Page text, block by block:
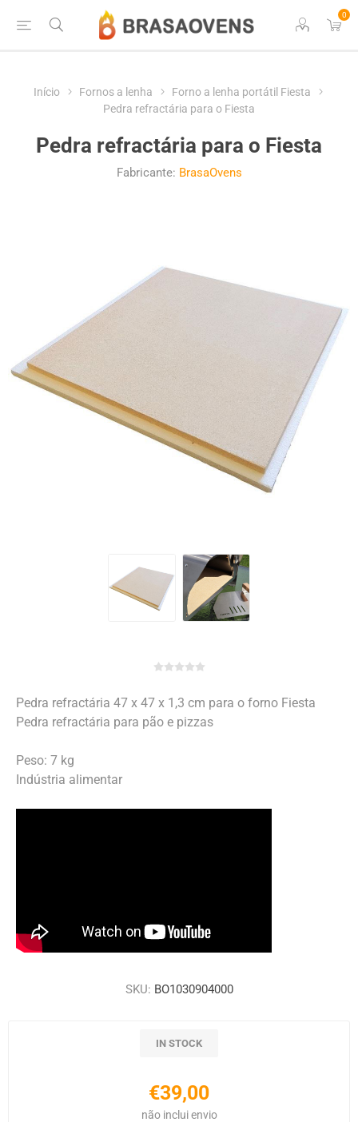
0
Início Fornos a lenha
Forno a lenha portátil Fiesta
Pedra refractária para o Fiesta
Pedra refractária para o Fiesta
Fabricante: BrasaOvens
Pedra refractária 47 x 47 x 1,3 cm para o forno Fiesta
Pedra refractária para pão e pizzas
Peso: 7 kg
Indústria alimentar
SKU: BO1030904000
IN STOCK
€39,00
não incluienvio